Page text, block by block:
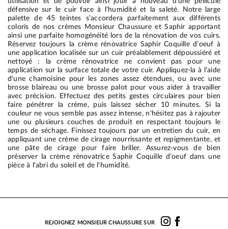
défensive sur le cuir face à l’humidité et la saleté. Notre large
palette de 45 teintes s’accordera parfaitement aux différents
coloris de nos crèmes Monsieur Chaussure et Saphir apportant
ainsi une parfaite homogénéité lors de la rénovation de vos cuirs.
Réservez toujours la crème rénovatrice Saphir Coquille d’oeuf à
une application localisée sur un cuir préalablement dépoussiéré et
nettoyé : la crème rénovatrice ne convient pas pour une
application sur la surface totale de votre cuir. Appliquez-la à l'aide
d'une chamoisine pour les zones assez étendues, ou avec une
brosse blaireau ou une brosse palot pour vous aider à travailler
avec précision. Effectuez des petits gestes circulaires pour bien
faire pénétrer la crème, puis laissez sécher 10 minutes. Si la
couleur ne vous semble pas assez intense, n'hésitez pas à rajouter
une ou plusieurs couches de produit en respectant toujours le
temps de séchage. Finissez toujours par un entretien du cuir, en
appliquant une crème de cirage nourrissante et repigmentante, et
une pâte de cirage pour faire briller. Assurez-vous de bien
préserver la crème rénovatrice Saphir Coquille d’oeuf dans une
pièce à l'abri du soleil et de l'humidité.
REJOIGNEZ MONSIEUR CHAUSSURE SUR